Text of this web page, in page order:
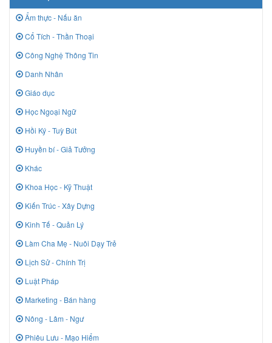
Ẩm thực - Nấu ăn
Cổ Tích - Thần Thoại
Công Nghệ Thông Tin
Danh Nhân
Giáo dục
Học Ngoại Ngữ
Hồi Ký - Tuỳ Bút
Huyền bí - Giả Tưởng
Khác
Khoa Học - Kỹ Thuật
Kiến Trúc - Xây Dựng
Kinh Tế - Quản Lý
Làm Cha Mẹ - Nuôi Dạy Trẻ
Lịch Sử - Chính Trị
Luật Pháp
Marketing - Bán hàng
Nông - Lâm - Ngư
Phiêu Lưu - Mạo Hiểm